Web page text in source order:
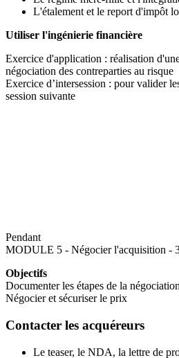
L'étalement et le report d'impôt
Utiliser l'ingénierie financière
Exercice d'application : réalisation
négociation des contreparties au risque
Exercice d’intersession : pour valider
session suivante
Pendant
MODULE 5 - Négocier l'acquisition -
Objectifs
Documenter les étapes de la négociation
Négocier et sécuriser le prix
Contacter les acquéreurs
Le teaser, le NDA, la lettre de